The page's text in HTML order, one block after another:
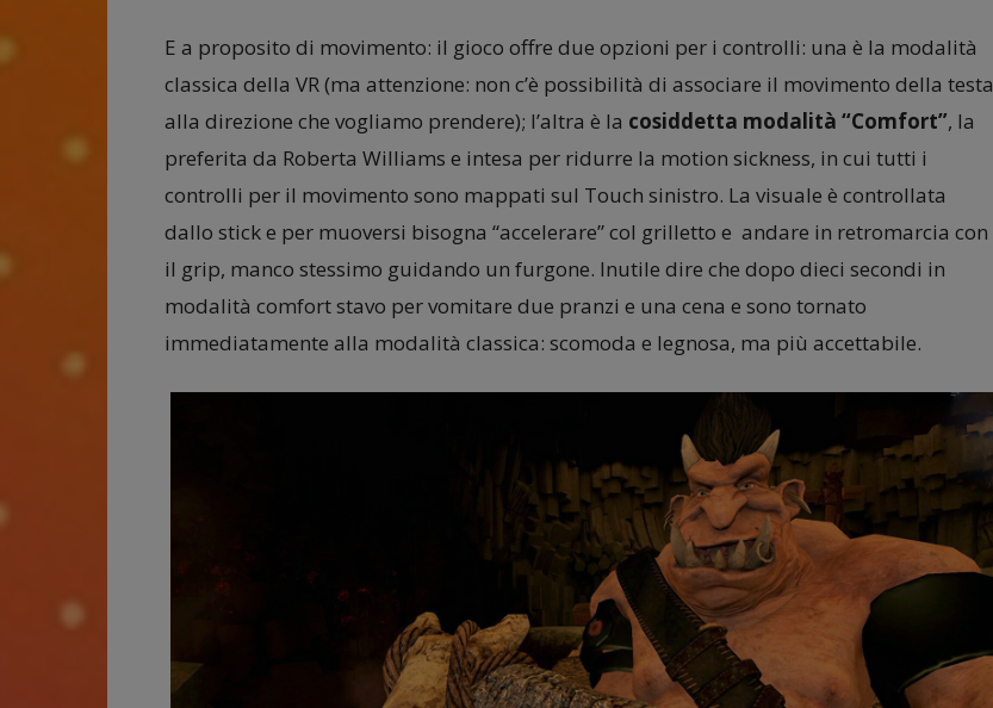
E a proposito di movimento: il gioco offre due opzioni per i controlli: una è la modalità
classica della VR (ma attenzione: non c’è possibilità di associare il movimento della testa
alla direzione che vogliamo prendere); l’altra è la cosiddetta modalità “Comfort”, la
preferita da Roberta Williams e intesa per ridurre la motion sickness, in cui tutti i
controlli per il movimento sono mappati sul Touch sinistro. La visuale è controllata
dallo stick e per muoversi bisogna “accelerare” col grilletto e andare in retromarcia con
il grip, manco stessimo guidando un furgone. Inutile dire che dopo dieci secondi in
modalità comfort stavo per vomitare due pranzi e una cena e sono tornato
immediatamente alla modalità classica: scomoda e legnosa, ma più accettabile.